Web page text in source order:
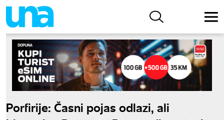
Porfirije: Časni pojas odlazi, ali